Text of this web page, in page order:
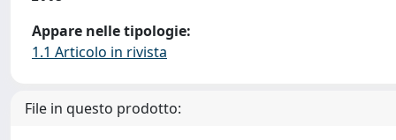
Appare nelle tipologie:
1.1 Articolo in rivista
File in questo prodotto: